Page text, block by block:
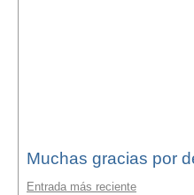
Muchas gracias por
Entrada más reciente